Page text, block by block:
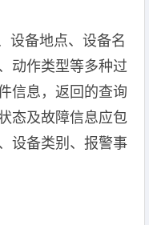
设备地点、设备名
动作类型等多种过
信息，返回的查询
态及故障信息应包
设备类别、报警事